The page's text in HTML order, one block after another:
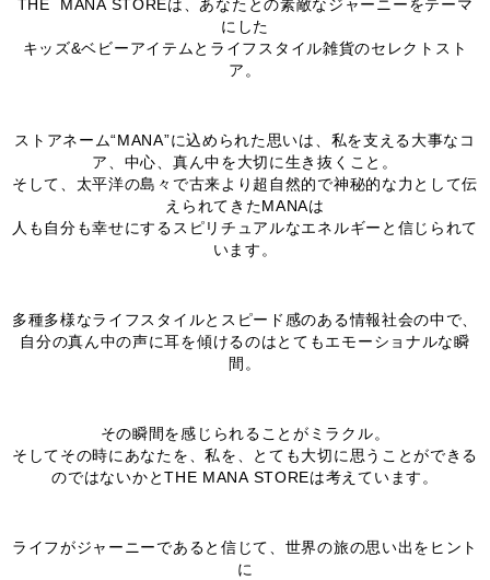
THE MANA STOREは、あなたとの素敵なジャーニーをテーマ
にした
キッズ&ベビーアイテムとライフスタイル雑貨のセレクトスト
ア。
ストアネーム“MANA”に込められた思いは、私を支える大事なコ
ア、中心、真ん中を大切に生き抜くこと。
そして、太平洋の島々で古来より超自然的で神秘的な力として伝
えられてきたMANAは
人も自分も幸せにするスピリチュアルなエネルギーと信じられて
います。
多種多様なライフスタイルとスピード感のある情報社会の中で、
自分の真ん中の声に耳を傾けるのはとてもエモーショナルな瞬
間。
その瞬間を感じられることがミラクル。
そしてその時にあなたを、私を、とても大切に思うことができる
のではないかとTHE MANA STOREは考えています。
ライフがジャーニーであると信じて、世界の旅の思い出をヒント
に